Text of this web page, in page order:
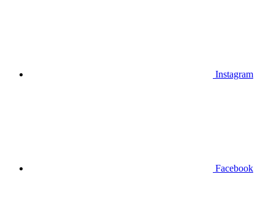
Instagram
Facebook